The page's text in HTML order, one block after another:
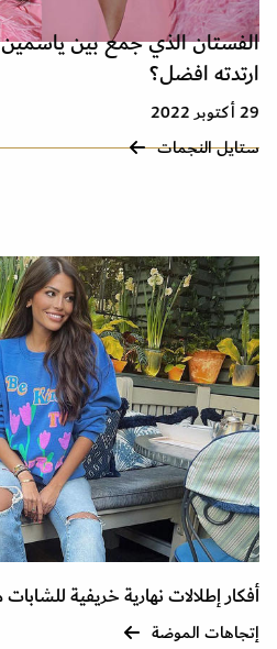
الفستان الذي جمع بين
ارتدته افضل؟
29 أكتوبر 2022
ستايل النجمات
أفكار إطلالات نهارية خريفية
إتجاهات الموضة